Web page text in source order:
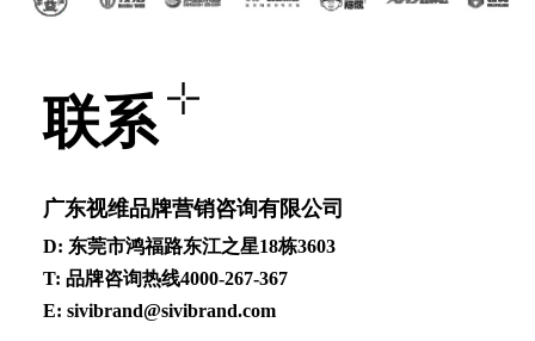
联系
⼴东视维品牌营销咨询有限公司
D: 东莞市鸿福路东江之星18栋3603
T: 品牌咨询热线4000-267-367
E: sivibrand@sivibrand.com